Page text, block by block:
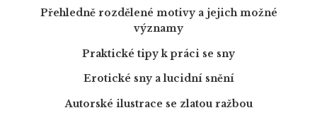
Přehledně rozdělené motivy a jejich možné
významy
Praktické tipy k práci se sny
Erotické sny a lucidní snění
Autorské ilustrace se zlatou ražbou